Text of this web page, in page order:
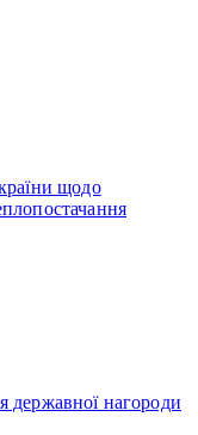
щодо
державної нагороди